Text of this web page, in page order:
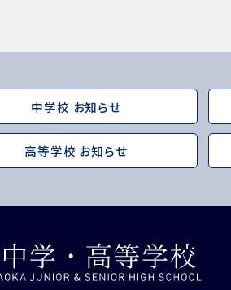
中学校 お知らせ
高等学校 お知らせ